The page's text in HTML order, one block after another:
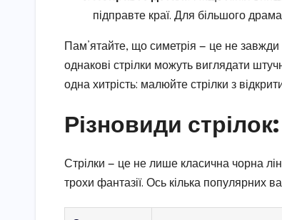
підправте краї. Для більшого
Пам’ятайте, що симетрія — це не завжди
однакові стрілки можуть виглядати
одна хитрість: малюйте стрілки з
Різновиди
Стрілки — це не лише класична чорна
трохи фантазії. Ось кілька популярних